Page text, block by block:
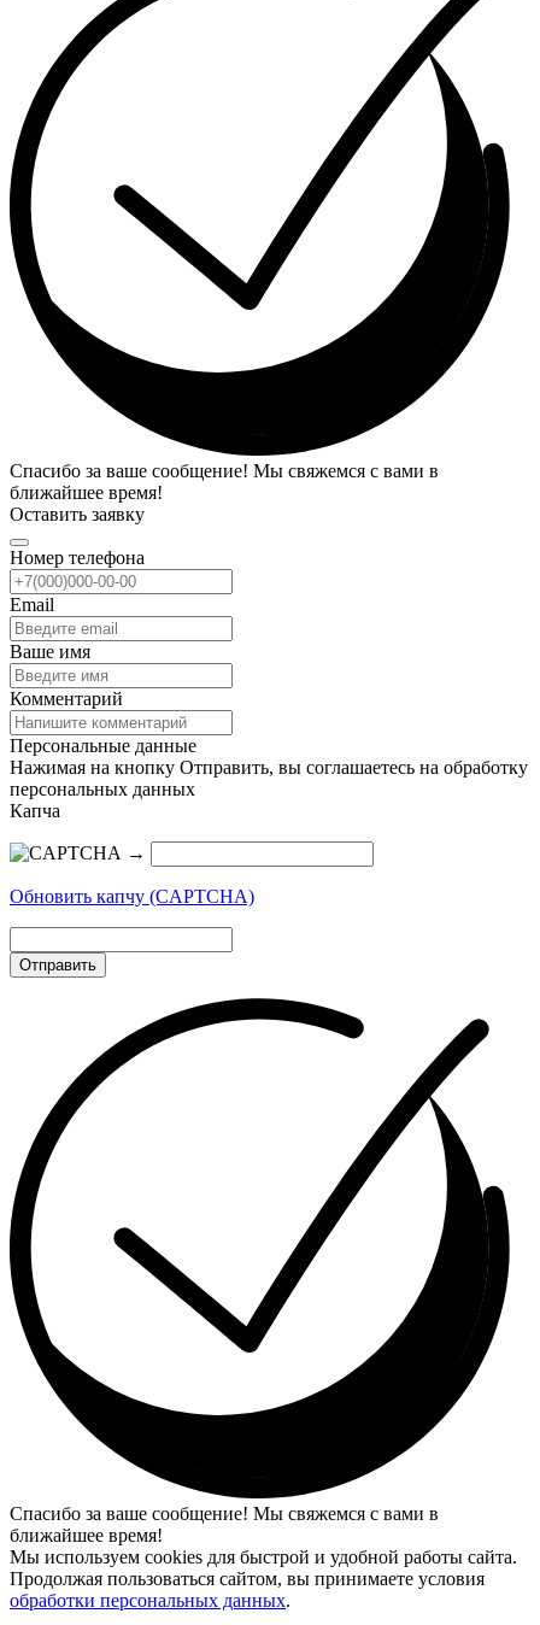
Спасибо за ваше сообщение! Мы свяжемся с вами в
ближайшее время!
Оставить заявку
Номер телефона
Email
Ваше имя
Комментарий
Персональные данные
Нажимая на кнопку Отправить, вы соглашаетесь на обработку
персональных данных
Капча
→
Обновить капчу (CAPTCHA)
Отправить
Спасибо за ваше сообщение! Мы свяжемся с вами в
ближайшее время!
Мы используем cookies для быстрой и удобной работы сайта.
Продолжая пользоваться сайтом, вы принимаете условия
обработки персональных данных.